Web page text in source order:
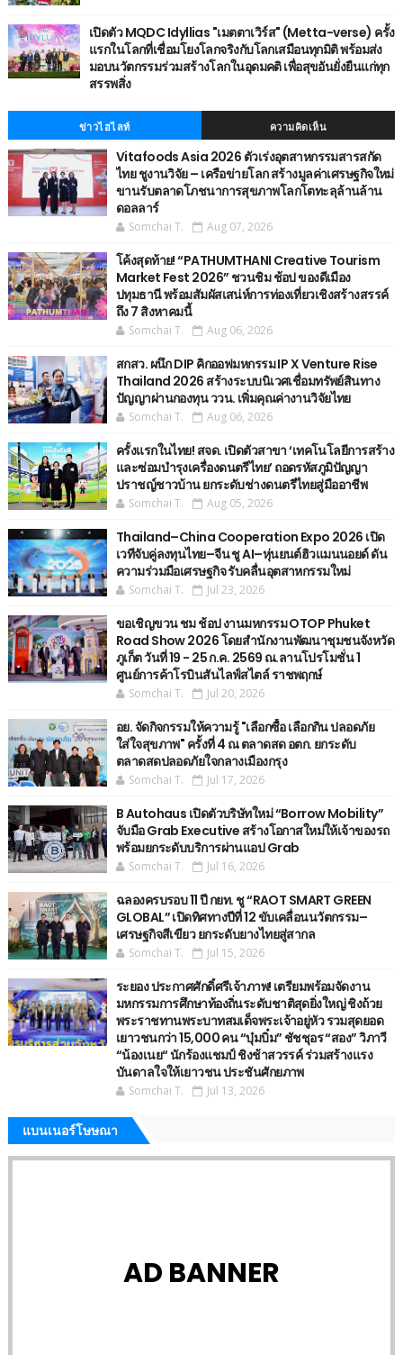
เปิดตัว MQDC Idyllias "เมตตาเวิร์ส" (Metta-verse) ครั้ง
แรกในโลกที่เชื่อมโยงโลกจริงกับโลกเสมือนทุกมิติ พร้อมส่ง
มอบนวัตกรรมร่วมสร้างโลกในอุดมคติ เพื่อสุขอันยั่งยืนแก่ทุก
สรรพสิ่ง
ข่าวไฮไลท์ ความคิดเห็น
Vitafoods Asia 2026 ตัวเร่งอุตสาหกรรมสารสกัด
ไทย ชูงานวิจัย – เครือข่ายโลก สร้างมูลค่าเศรษฐกิจใหม่
ขานรับตลาดโภชนาการสุขภาพโลกโตทะลุล้านล้าน
ดอลลาร์
Somchai T. Aug 07, 2026
โค้งสุดท้าย! “PATHUMTHANI Creative Tourism
Market Fest 2026” ชวนชิม ช้อป ของดีเมือง
ปทุมธานี พร้อมสัมผัสเสน่ห์การท่องเที่ยวเชิงสร้างสรรค์
ถึง 7 สิงหาคมนี้
Somchai T. Aug 06, 2026
สกสว. ผนึก DIP คิกออฟมหกรรม IP X Venture Rise
Thailand 2026 สร้างระบบนิเวศเชื่อมทรัพย์สินทาง
ปัญญาผ่านกองทุน ววน. เพิ่มคุณค่างานวิจัยไทย
Somchai T. Aug 06, 2026
ครั้งแรกในไทย! สจด. เปิดตัวสาขา ‘เทคโนโลยีการสร้าง
และซ่อมบำรุงเครื่องดนตรีไทย’ ​ถอดรหัสภูมิปัญญา
ปราชญ์ชาวบ้าน ยกระดับช่างดนตรีไทยสู่มืออาชีพ
Somchai T. Aug 05, 2026
Thailand–China Cooperation Expo 2026 เปิด
เวทีจับคู่ลงทุนไทย–จีน ชู AI–หุ่นยนต์ฮิวแมนนอยด์ ดัน
ความร่วมมือเศรษฐกิจ รับคลื่นอุตสาหกรรมใหม่
Somchai T. Jul 23, 2026
ขอเชิญขวน ชม ช้อป งานมหกรรม OTOP Phuket
Road Show 2026 โดยสำนักงานพัฒนาชุมชนจังหวัด
ภูเก็ต วันที่ 19 - 25 ก.ค. 2569 ณ.ลานโปรโมชั่น 1
ศูนย์การค้าโรบินสันไลฟ์สไตล์ ราชพฤกษ์
Somchai T. Jul 20, 2026
อย. จัดกิจกรรมให้ความรู้ "เลือกซื้อ เลือกกิน ปลอดภัย
ใส่ใจสุขภาพ" ครั้งที่ 4 ณ ตลาดสด อตก. ยกระดับ
ตลาดสดปลอดภัยใจกลางเมืองกรุง
Somchai T. Jul 17, 2026
B Autohaus เปิดตัวบริษัทใหม่ “Borrow Mobility”
จับมือ Grab Executive สร้างโอกาสใหม่ให้เจ้าของรถ
พร้อมยกระดับบริการผ่านแอป Grab
Somchai T. Jul 16, 2026
ฉลองครบรอบ 11 ปี กยท. ชู “RAOT SMART GREEN
GLOBAL” เปิดทิศทางปีที่ 12 ขับเคลื่อนนวัตกรรม–
เศรษฐกิจสีเขียว ยกระดับยางไทยสู่สากล
Somchai T. Jul 15, 2026
ระยอง ประกาศศักดิ์ศรีเจ้าภาพ! เตรียมพร้อมจัดงาน
มหกรรมการศึกษาท้องถิ่นระดับชาติสุดยิ่งใหญ่ ชิงถ้วย
พระราชทานพระบาทสมเด็จพระเจ้าอยู่หัว รวมสุดยอด
เยาวชนกว่า 15,000 คน “บุ๋มบิ๋ม” ชัชชุอร “สอง” วิภาวี
“น้องเนย“ นักร้องแชมป์ ชิงช้าสวรรค์ ร่วมสร้างแรง
บันดาลใจให้เยาวชน ประชันศักยภาพ
Somchai T. Jul 13, 2026
แบนเนอร์โษษณา
AD BANNER